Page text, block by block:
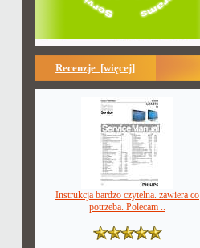
Recenzje [więcej]
Instrukcja bardzo czytelna. zawiera co
potrzeba. Polecam ..